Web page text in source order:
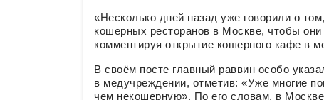
«Несколько дней назад уже говорили о
кошерных ресторанов в Москве, чтобы
комментируя открытие кошерного кафе в
В своём посте главный раввин особо
в медучреждении, отметив: «Уже многие
чем некошерную». По его словам, в